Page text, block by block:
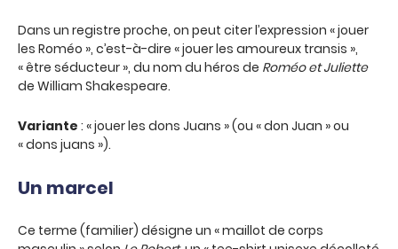
Dans un registre proche, on peut citer l’expression « jouer
les Roméo », c’est-à-dire « jouer les amoureux transis »,
« être séducteur », du nom du héros de Roméo et Juliette
de William Shakespeare.
Variante : « jouer les dons Juans » (ou « don Juan » ou
« dons juans »).
Un marcel
Ce terme (familier) désigne un « maillot de corps